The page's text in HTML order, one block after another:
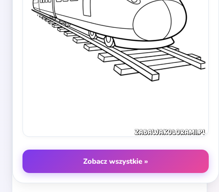
Zobacz wszystkie »